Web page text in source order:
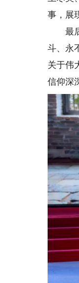
事，展
最后
斗、永
关于伟
信仰深